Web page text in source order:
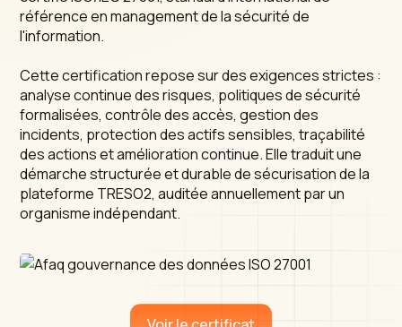
référence en management de la sécurité de
l'information.
Cette certification repose sur des exigences strictes :
analyse continue des risques, politiques de sécurité
formalisées, contrôle des accès, gestion des
incidents, protection des actifs sensibles, traçabilité
des actions et amélioration continue. Elle traduit une
démarche structurée et durable de sécurisation de la
plateforme TRESO2, auditée annuellement par un
organisme indépendant.